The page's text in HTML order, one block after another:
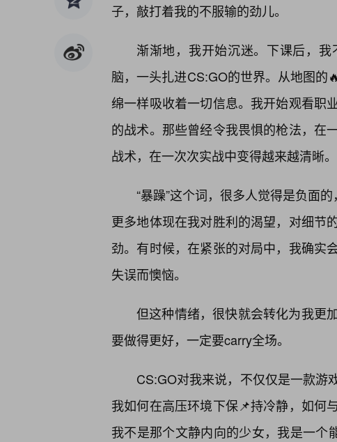
子，敲打着我的不服输的劲儿。
渐渐地，我开始沉迷。下课后，
脑，一头扎进CS:GO的世界。从地图的
绵一样吸收着一切信息。我开始观看职
的战术。那些曾经令我畏惧的枪法，在
战术，在一次次实战中变得越来越清晰。
“暴躁”这个词，很多人觉得是负面
更多地体现在我对胜利的渴望，对细节
劲。有时候，在紧张的对局中，我确实
失误而懊恼。
但这种情绪，很快就会转化为我更
要做得更好，一定要carry全场。
CS:GO对我来说，不仅仅是一款游
我如何在高压环境下保📌持冷静，如何
我不是那个文静内向的少女，我是一个